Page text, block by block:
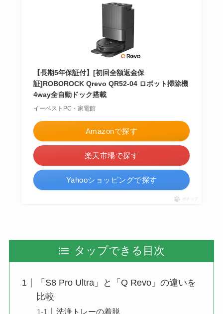
【長期5年保証付】[初回全額返金保
証]ROBOROCK Qrevo QR52-04 ロボット掃除機
4way全自動ドック搭載
イーベストPC・家電館
Amazonで探す
楽天市場で探す
Yahooショッピングで探す
ポチップ
タップできる目次
「S8 Pro Ultra」と「Q Revo」の違いを
比較
洗浄トレーの着脱